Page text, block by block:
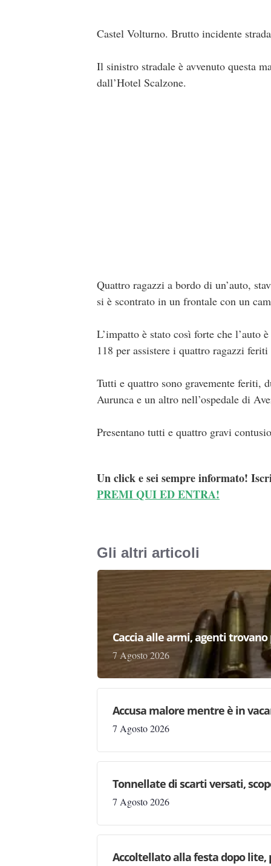
Castel Volturno. Brutto incidente
Il sinistro stradale è avvenuto questa
dall’Hotel Scalzone.
Quattro ragazzi a bordo di un’auto,
si è scontrato in un frontale con un
L’impatto è stato così forte che l’auto
118 per assistere i quattro ragazzi
Tutti e quattro sono gravemente feriti,
Aurunca e un altro nell’ospedale di
Presentano tutti e quattro gravi
Un click e sei sempre informato!
PREMI QUI ED ENTRA!
Gli altri articoli
Caccia alle armi, agenti
7 Agosto 2026
Accusa malore mentre è in
7 Agosto 2026
Tonnellate di scarti versati,
7 Agosto 2026
Accoltellato alla festa dopo lite,